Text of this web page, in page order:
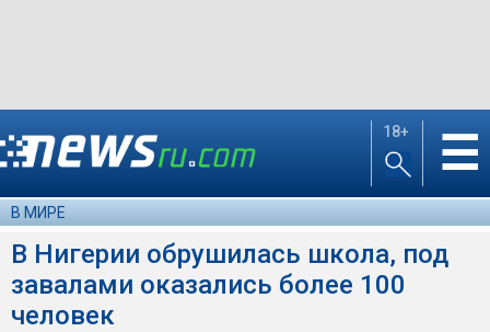
18+ ☰
В МИРЕ
В Нигерии обрушилась школа, под
завалами оказались более 100
человек